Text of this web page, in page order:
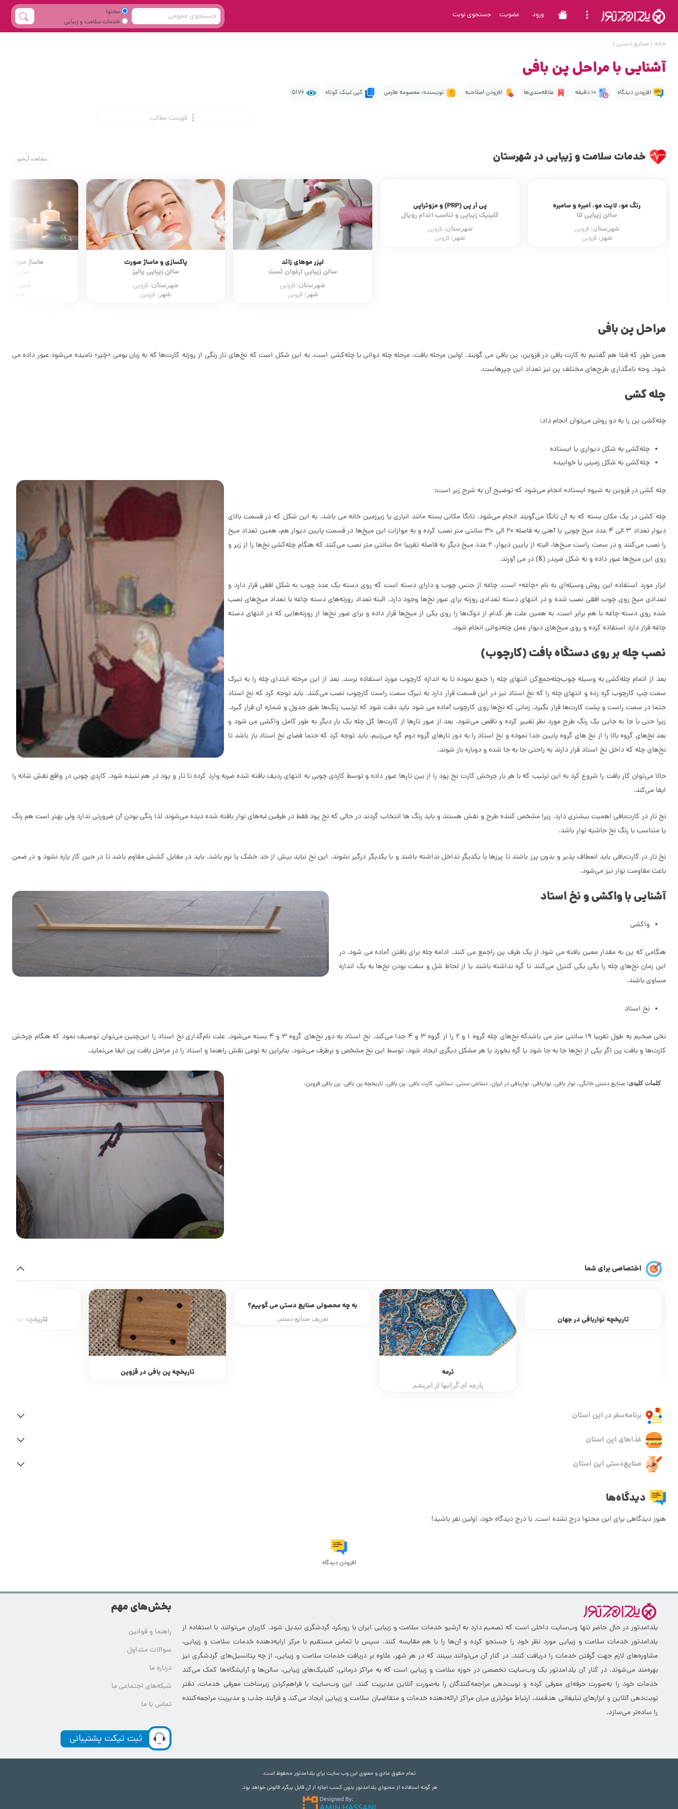
ورود عضویت جستجوی نوبت
محتوا
خدمات سلامت و زیبایی
خانه |صنایع دستی |
آشنایی با مراحل پن بافی
افزودن دیدگاه 10 دقیقه علاقه‌مندی‌ها افزودن اصلاحیه نویسنده: معصومه طارمی کپی لینک کوتاه 5176
فهرست مطالب
خدمات سلامت و زیبایی در شهرستان مشاهده آرشیو
پی آر پی (PRP) و مزوتراپی
کلینیک زیبایی و تناسب اندام رویال
شهرستان:قزوین
شهر:قزوین
پاکسازی و ماساژ صورت
سالن زیبایی پالیز
شهرستان:قزوین
شهر:قزوین
ماساژ صورت و ماساژ بدن
سالن زیبایی لئا
شهرستان:قزوین
شهر:قزوین
سالن
شهرستان:
مراحل پن بافی
همن طور که قبلا هم گفتیم به کارت بافی در قزوین، پن بافی می گویند. اولین مرحله بافت، مرحله چله دوانی یا چله‌کشی است. به این شکل است که نخ‌های تار رنگی از روزنه کارت‌ها که به زبان بومی «چَپَر» نامیده می‌شود عبور داده می
شود. وجه نامگذاری طرح‌های مختلف پن نیز تعداد این چپرهاست.
چله کشی
چله‌کشی پن را به دو روش می‌توان انجام داد:
چله‌کشی به شکل دیواری یا ایستاده
چله‌کشی به شکل زمینی یا خوابیده
چله کشی در قزوین به شیوه ایستاده انجام می‌شود که توضیح آن به شرح زیر است:
چله کشی در یک مکان بسته که به آن تانگا می‌گویند انجام می‌شود. تانگا مکانی بسته مانند انباری یا زیرزمین خانه می باشد. به این شکل که در قسمت بالای
دیوار تعداد 3 الی 4 عدد میخ چوبی یا آهنی به فاصله 20 الی 30 سانتی متر نصب کرده و به موازات این میخ‌ها در قسمت پایین دیوار هم، همین تعداد میخ
را نصب می‌کنند و در سمت راست میخ‌ها، البته از پایین دیوار، 2 عدد میخ دیگر به فاصله تقریبا 50 سانتی متر نصب می‌کنند که هنگام چله‌کشی نخ‌ها را از زیر و
روی این میخ‌ها عبور داده و به شکل ضربدر (&) در می آورند.
ابزار مورد استفاده این روش وسیله‌ای به نام «چاغه» است. چاغه از جنس چوب و دارای دسته است که روی دسته یک عدد چوب به شکل افقی قرار دارد و
تعدادی میخ روی چوب افقی نصب شده و در انتهای دسته تعدادی روزنه برای عبور نخ‌ها وجود دارد. البته تعداد روزنه‌های دسته چاغه با تعداد میخ‌های نصب
شده روی دسته چاغه با هم برابر است. به همین علت هر کدام از دوک‌ها را روی یکی از میخ‌ها قرار داده و برای عبور نخ‌ها از روزنه‌هایی که در انتهای دسته
چاغه قرار دارد استفاده کرده و روی میخ‌های دیوار عمل چله‌دوانی انجام شود.
نصب چله بر روی دستگاه بافت (کارچوب)
بعد از اتمام چله‌کشی به وسیله چوب‌چله‌جمع‌کن انتهای چله را جمع نموده تا به اندازه کارچوب مورد استفاده برسد. بعد از این مرحله ابتدای چله را به تیرک
سمت چپ کارچوب گره زده و انتهای چله را که نخ استاد نیز در این قسمت قرار دارد به تیرک سمت راست کارچوب نصب می‌کنند. باید توجه کرد که نخ استاد
حتما در سمت راست و پشت کارت‌ها قرار بگیرد. زمانی که نخ‌ها روی کارچوب آماده می شود باید دقت شود که ترتیب رنگ‌ها طبق جدول و شماره آن قرار گیرد.
زیرا حتی با جا به جایی یک رنگ طرح مورد نظر تغییر کرده و ناقص می‌شود. بعد از عبور تارها از کارت‌ها کل چله یک بار دیگر به طور کامل واکشی می شود و
بعد نخ‌های گروه بالا را از نخ های گروه پایین جدا نموده و نخ استاد را به دور تارهای گروه دوم گره می‌زنیم. باید توجه کرد که حتما فضای نخ استاد باز باشد تا
نخ‌های چله که داخل نخ استاد قرار دارند به راحتی جا به جا شده و دوباره باز شوند.
حالا می‌توان کار بافت را شروع کرد به این ترتیب که با هر بار چرخش کارت نخ پود را از بین تارها عبور داده و توسط کاردی چوبی به انتهای ردیف بافته شده ضربه وارد کرده تا تار و پود در ‌هم تنیده شود. کاردی چوبی در واقع نقش شانه را
ایفا می‌کند.
نخ تار در کارت‌بافی اهمیت بیشتری دارد. زیرا مشخص کننده طرح و نقش هستند و باید رنگ ها انتخاب گردند در حالی که نخ پود فقط در طرفین لبه‌های نوار بافته شده دیده می‌شوند لذا رنگی بودن آن ضرورتی ندارد ولی بهتر است هم رنگ
یا متناسب با رنگ نخ حاشیه نوار باشد.
نخ تار در کارت‌بافی باید انعطاف پذیر و بدون پرز باشند تا پرزها با یکدیگر تداخل نداشته باشند و با یکدیگر درگیر نشوند. این نخ نباید بیش از حد خشک یا نرم باشد. باید در مقابل کشش مقاوم باشد تا در حین کار پاره نشود و در ضمن
باعث مقاومت نوار نیز می‌شود.
آشنایی با واکشی و نخ استاد
واکشی
هنگامی که پن به مقدار معین بافته می شود از یک طرف پن راجمع می کنند. ادامه چله برای بافتن آماده می شود. در
این زمان نخ‌های چله را یکی یکی کنترل می‌کنند تا گره نداشته باشند یا از لحاظ شل و سفت بودن نخ‌ها به یک اندازه
مساوی باشند.
نخ استاد
نخی ضخیم به طول تقریبا 19 سانتی متر می باشدکه نخ‌های چله گروه 1 و 2 را از گروه 3 و 4 جدا می‌کند. نخ استاد به دور نخ‌های گروه 3 و 4 بسته می‌شود. علت نام‌گذاری نخ استاد را این‌چنین می‌توان توصیف نمود که هنگام چرخش
کارت‌ها و بافت پن اگر یکی از نخ‌ها جا به جا شود یا گره بخورد یا هر مشکل دیگری ایجاد شود، توسط این نخ مشخص و برطرف می‌شود. بنابراین به نوعی نقش راهنما و استاد را در مراحل بافت پن ایفا می‌نماید.
کلمات کلیدی:صنایع دستی خانگی، نوار بافی، نواربافی، نواربافی در ایران، نساجی سنتی، نساجی، کارت بافی، پن بافی، تاریخچه پن بافی، پن بافی قزوین،
اختصاصی برای شما
به چه محصولی صنایع دستی می گوییم؟
تعریف صنایع دستی تاریخچه نواربافی در جهان
برنامه‌سفر‌ در این استان
غذاهای این استان
صنایع‌دستی این استان
دیدگاه‌ها
هنوز دیدگاهی برای این محتوا درج نشده است. با درج دیدگاه خود، اولین نفر باشید!
افزودن دیدگاه
یلدامدتور در حال حاضر تنها وب‌سایت داخلی است که تصمیم دارد به آرشیو خدمات سلامت و زیبایی ایران با رویکرد گردشگری تبدیل شود. کاربران می‌توانند با استفاده از
یلدامدتور خدمات سلامت و زیبایی مورد نظر خود را جستجو کرده و آن‌ها را با هم مقایسه کنند. سپس با تماس مستقیم با مرکز ارایه‌دهنده خدمات سلامت و زیبایی،
مشاوره‌های لازم جهت گرفتن خدمات را دریافت کنند. در کنار آن می‌توانند ببینند که در هر شهر، علاوه بر دریافت خدمات سلامت و زیبایی، از چه پتانسیل‌های گردشگری نیز
بهره‌مند می‌شوند. در کنار آن یلدامدتور یک وب‌سایت تخصصی در حوزه سلامت و زیبایی است که به مراکز درمانی، کلینیک‌های زیبایی، سالن‌ها و آرایشگاه‌ها کمک می‌کند
خدمات خود را به‌صورت حرفه‌ای معرفی کرده و نوبت‌دهی مراجعه‌کنندگان را به‌صورت آنلاین مدیریت کنند. این وب‌سایت با فراهم‌کردن زیرساخت معرفی خدمات، دفتر
نوبت‌دهی آنلاین و ابزارهای تبلیغاتی هدفمند، ارتباط موثرتری میان مراکز ارائه‌دهنده خدمات و متقاضیان سلامت و زیبایی ایجاد می‌کند و فرآیند جذب و مدیریت مراجعه‌کننده
را ساده‌تر می‌سازد.
بخش‌های مهم
راهنما و قوانین
سوالات متداول
درباره ما
شبکه‌های اجتماعی ما
تماس با ما
ثبت تیکت پشتیبانی
تمام حقوق مادی و معنوی این وب سایت برای یلدامدتور محفوظ است.
هر گونه استفاده از محتوای یلدامدتور بدون کسب اجازه از آن قابل پیگرد قانونی خواهد بود.